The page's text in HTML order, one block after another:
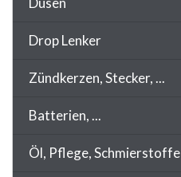
Drop Lenker
Zündkerzen, Stecker, ...
Batterien, ...
Öl, Pflege, Schmierstoffe